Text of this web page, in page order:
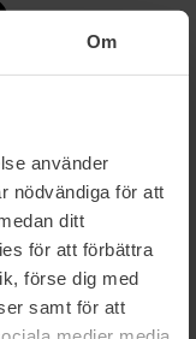
Om
använder
nödvändiga för att
ditt
för att förbättra
förse dig med
samt för att
stuks Biotherm
antitranspirant die
zweetafscheiding te
en is gemakkelijk